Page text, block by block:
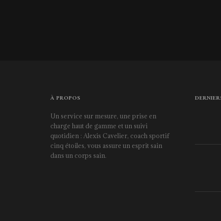
À PROPOS
Un service sur mesure, une prise en
charge haut de gamme et un suivi
quotidien : Alexis Cavelier, coach sportif
cinq étoiles, vous assure un esprit sain
dans un corps sain.